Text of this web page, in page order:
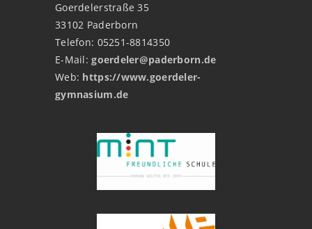
Goerdelerstraße 35
33102 Paderborn
Telefon: 05251-8814350
E-Mail:goerdeler@paderborn.de
Web: https://www.goerdeler-
gymnasium.de